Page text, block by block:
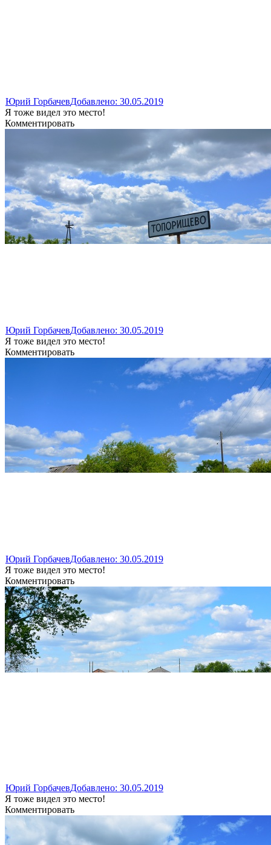
Юрий ГорбачевДобавлено: 30.05.2019
Я тоже видел это место!
Комментировать
Юрий ГорбачевДобавлено: 30.05.2019
Я тоже видел это место!
Комментировать
Юрий ГорбачевДобавлено: 30.05.2019
Я тоже видел это место!
Комментировать
Юрий ГорбачевДобавлено: 30.05.2019
Я тоже видел это место!
Комментировать